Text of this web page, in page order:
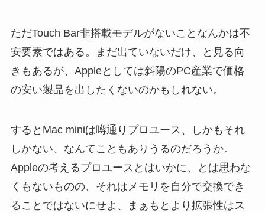
ただTouch Bar非搭載モデルがないことなんかは不
安要素ではある。まだ出ていないだけ、と見る向
きもあるが、Appleとしては斜陽のPC産業で価格
の安い製品を出したくないのかもしれない。
するとMac miniは噂通りプロユース、しかもそれ
しかない、なんてこともありうるのだろうか。
Appleの考えるプロユースとはいかに、とは思わな
くもないものの、それはメモリを自分で交換でき
ることではないにせよ、まぁもとより拡張性はス